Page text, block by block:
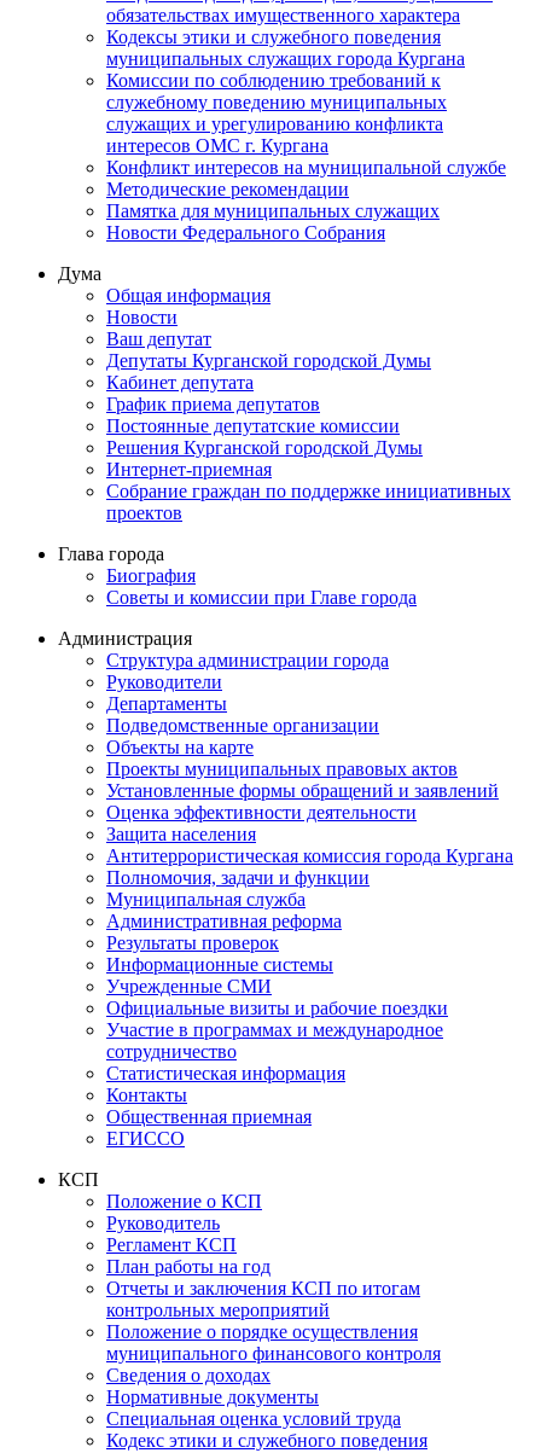
обязательствах имущественного характера
Кодексы этики и служебного поведения
муниципальных служащих города Кургана
Комиссии по соблюдению требований к
служебному поведению муниципальных
служащих и урегулированию конфликта
интересов ОМС г. Кургана
Конфликт интересов на муниципальной службе
Методические рекомендации
Памятка для муниципальных служащих
Новости Федерального Cобрания
Дума
Общая информация
Новости
Ваш депутат
Депутаты Курганской городской Думы
Кабинет депутата
График приема депутатов
Постоянные депутатские комиссии
Решения Курганской городской Думы
Интернет-приемная
Собрание граждан по поддержке инициативных
проектов
Глава города
Биография
Советы и комиссии при Главе города
Администрация
Структура администрации города
Руководители
Департаменты
Подведомственные организации
Объекты на карте
Проекты муниципальных правовых актов
Установленные формы обращений и заявлений
Оценка эффективности деятельности
Защита населения
Антитеррористическая комиссия города Кургана
Полномочия, задачи и функции
Муниципальная служба
Административная реформа
Результаты проверок
Информационные системы
Учрежденные СМИ
Официальные визиты и рабочие поездки
Участие в программах и международное
сотрудничество
Статистическая информация
Контакты
Общественная приемная
ЕГИССО
КСП
Положение о КСП
Руководитель
Регламент КСП
План работы на год
Отчеты и заключения КСП по итогам
контрольных мероприятий
Положение о порядке осуществления
муниципального финансового контроля
Сведения о доходах
Нормативные документы
Специальная оценка условий труда
Кодекс этики и служебного поведения